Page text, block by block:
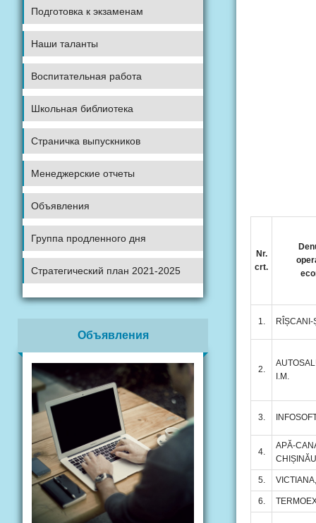
Подготовка к экзаменам
Наши таланты
Воспитательная работа
Школьная библиотека
Страничка выпускников
Менеджерские отчеты
Объявления
Группа продленного дня
Стратегический план 2021-2025
Объявления
Nr.
crt.
1. RÎȘCANI-
2.
I.M.
3.
4.
APĂ-
5.
6.